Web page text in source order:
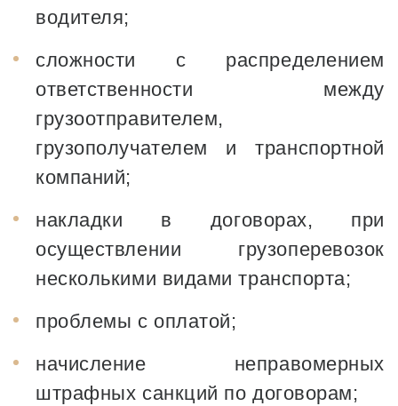
водителя;
сложности с распределением
ответственности между
грузоотправителем,
грузополучателем и транспортной
компаний;
накладки в договорах, при
осуществлении грузоперевозок
несколькими видами транспорта;
проблемы с оплатой;
начисление неправомерных
штрафных санкций по договорам;